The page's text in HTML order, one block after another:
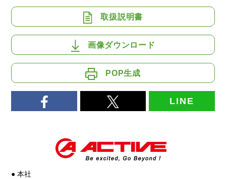
取扱説明書
画像ダウンロード
POP生成
LINE
● 本社